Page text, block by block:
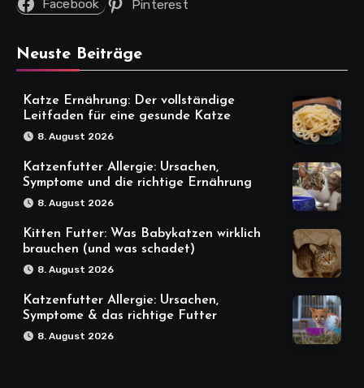
Facebook Pinterest
Neuste Beiträge
Katze Ernährung: Der vollständige
Leitfaden für eine gesunde Katze
8. August 2026
Katzenfutter Allergie: Ursachen,
Symptome und die richtige Ernährung
8. August 2026
Kitten Futter: Was Babykatzen wirklich
brauchen (und was schadet)
8. August 2026
Katzenfutter Allergie: Ursachen,
Symptome & das richtige Futter
8. August 2026